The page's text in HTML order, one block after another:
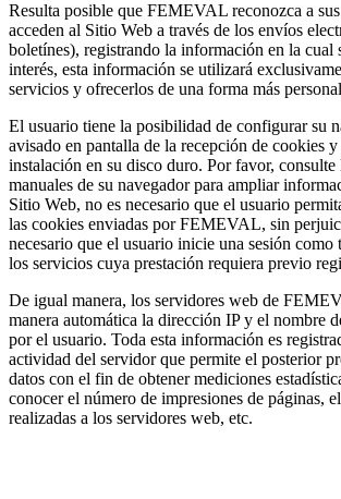
Resulta posible que FEMEVAL reconozca a sus
acceden al Sitio Web a través de los envíos
boletínes), registrando la información en la cual
interés, esta información se utilizará
servicios y ofrecerlos de una forma más
El usuario tiene la posibilidad de configurar su
avisado en pantalla de la recepción de cookies
instalación en su disco duro. Por favor,
manuales de su navegador para ampliar
Sitio Web, no es necesario que el usuario
las cookies enviadas por FEMEVAL, sin
necesario que el usuario inicie una sesión como
los servicios cuya prestación requiera previo
De igual manera, los servidores web de
manera automática la dirección IP y el nombre
por el usuario. Toda esta información es
actividad del servidor que permite el posterior
datos con el fin de obtener mediciones
conocer el número de impresiones de páginas,
realizadas a los servidores web, etc.